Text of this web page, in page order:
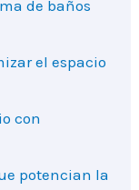
de baños
el espacio
con
potencian la